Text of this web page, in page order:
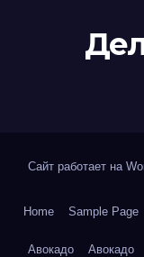
Сайт работает на
Home Sample Page
Авокадо Авокадо